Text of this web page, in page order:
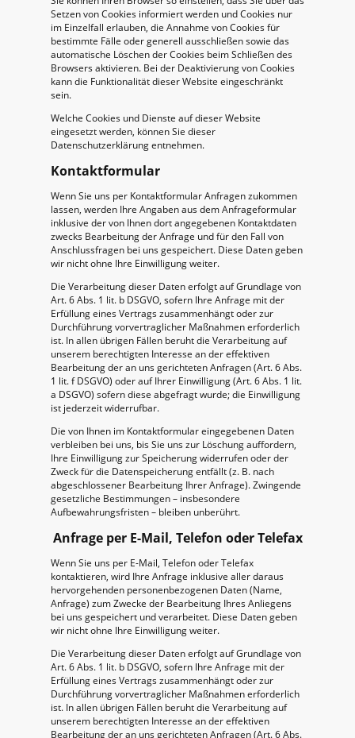
Setzen von Cookies informiert werden und Cookies nur
im Einzelfall erlauben, die Annahme von Cookies für
bestimmte Fälle oder generell ausschließen sowie das
automatische Löschen der Cookies beim Schließen des
Browsers aktivieren. Bei der Deaktivierung von Cookies
kann die Funktionalität dieser Website eingeschränkt
sein.
Welche Cookies und Dienste auf dieser Website
eingesetzt werden, können Sie dieser
Datenschutzerklärung entnehmen.
Kontaktformular
Wenn Sie uns per Kontaktformular Anfragen zukommen
lassen, werden Ihre Angaben aus dem Anfrageformular
inklusive der von Ihnen dort angegebenen Kontaktdaten
zwecks Bearbeitung der Anfrage und für den Fall von
Anschlussfragen bei uns gespeichert. Diese Daten geben
wir nicht ohne Ihre Einwilligung weiter.
Die Verarbeitung dieser Daten erfolgt auf Grundlage von
Art. 6 Abs. 1 lit. b DSGVO, sofern Ihre Anfrage mit der
Erfüllung eines Vertrags zusammenhängt oder zur
Durchführung vorvertraglicher Maßnahmen erforderlich
ist. In allen übrigen Fällen beruht die Verarbeitung auf
unserem berechtigten Interesse an der effektiven
Bearbeitung der an uns gerichteten Anfragen (Art. 6 Abs.
1 lit. f DSGVO) oder auf Ihrer Einwilligung (Art. 6 Abs. 1 lit.
a DSGVO) sofern diese abgefragt wurde; die Einwilligung
ist jederzeit widerrufbar.
Die von Ihnen im Kontaktformular eingegebenen Daten
verbleiben bei uns, bis Sie uns zur Löschung auffordern,
Ihre Einwilligung zur Speicherung widerrufen oder der
Zweck für die Datenspeicherung entfällt (z. B. nach
abgeschlossener Bearbeitung Ihrer Anfrage). Zwingende
gesetzliche Bestimmungen – insbesondere
Aufbewahrungsfristen – bleiben unberührt.
Anfrage per E-Mail, Telefon oder Telefax
Wenn Sie uns per E-Mail, Telefon oder Telefax
kontaktieren, wird Ihre Anfrage inklusive aller daraus
hervorgehenden personenbezogenen Daten (Name,
Anfrage) zum Zwecke der Bearbeitung Ihres Anliegens
bei uns gespeichert und verarbeitet. Diese Daten geben
wir nicht ohne Ihre Einwilligung weiter.
Die Verarbeitung dieser Daten erfolgt auf Grundlage von
Art. 6 Abs. 1 lit. b DSGVO, sofern Ihre Anfrage mit der
Erfüllung eines Vertrags zusammenhängt oder zur
Durchführung vorvertraglicher Maßnahmen erforderlich
ist. In allen übrigen Fällen beruht die Verarbeitung auf
unserem berechtigten Interesse an der effektiven
Bearbeitung der an uns gerichteten Anfragen (Art. 6 Abs.